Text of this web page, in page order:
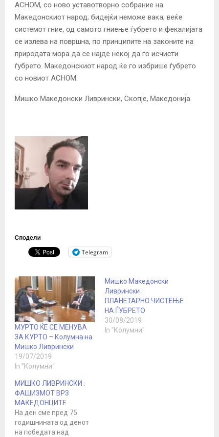
АСНОМ, со ново уставотворно собрание на
Македонскиот народ, бидејќи неможе вака, веќе
системот гние, од самото гниење ѓубрето и фекалијата
се излева на површна, по принципите на законите на
природата мора да се најде некој да го исчисти
ѓубрето. Македонскиот народ ќе го избрише ѓубрето
со новиот АСНОМ.
Мишко Македонски Ливрински, Скопје, Македонија.
Сподели
Telegram
МУРТО ЌЕ СЕ МЕНУВА
ЗА КУРТО – Колумна на
Мишко Ливрински
19/07/2019
In "Колумни"
Мишко Македонски
Ливрински :
ПЛАНЕТАРНО ЧИСТЕЊЕ
НА ЃУБРЕТО
30/08/2019
In "Колумни"
МИШКО ЛИВРИНСКИ :
ФАШИЗМОТ ВРЗ
МАКЕДОНЦИТЕ
На ден сме пред 75
годишнината од денот
на победата над